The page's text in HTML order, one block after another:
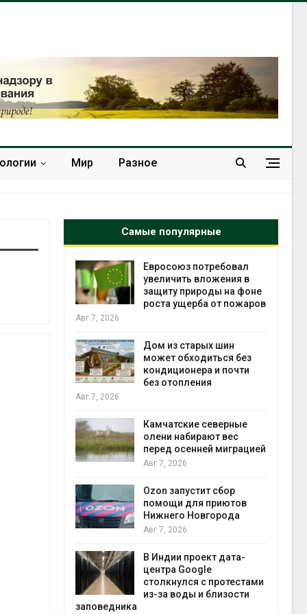
Мир Разное
Самые популярные
Евросоюз потребовал
увеличить вложения в
защиту природы на фоне
роста ущерба от пожаров
Авг 7, 2026
Дом из старых шин
может обходиться без
кондиционера и почти
без отопления
Авг 7, 2026
Камчатские северные
олени набирают вес
перед осенней миграцией
Авг 7, 2026
Ozon запустит сбор
помощи для приютов
Нижнего Новгорода
Авг 7, 2026
В Индии проект дата-
центра Google
столкнулся с протестами
из-за воды и близости
заповедника
Авг 7, 2026
Авг 7, 2026